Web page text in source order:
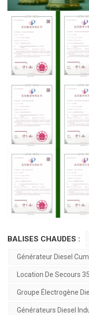
BALISES CHAUDES :
Générateur Diesel
Location De Secours
Groupe Électrogène
Générateurs Diesel